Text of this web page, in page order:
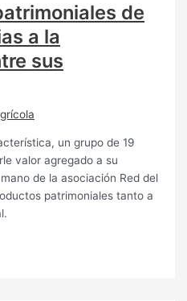
de
a la
sus
un grupo de 19
valor agregado a su
de la asociación Red del
patrimoniales tanto a